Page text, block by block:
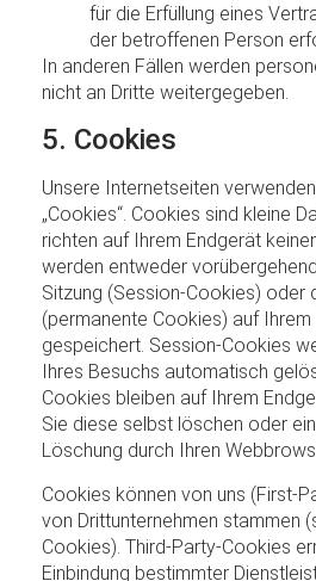
für die Erfüllung eines
der betroffenen Person
In anderen Fällen werden
nicht an Dritte weitergegeben.
5. Cookies
Unsere Internetseiten
„Cookies“. Cookies sind kleine
richten auf Ihrem Endgerät
werden entweder
Sitzung (Session-Cookies) oder
(permanente Cookies) auf Ihrem
gespeichert. Session-Cookies
Ihres Besuchs automatisch
Cookies bleiben auf Ihrem
Sie diese selbst löschen oder
Löschung durch Ihren
Cookies können von uns (First-
von Drittunternehmen stammen
Cookies). Third-Party-Cookies
Einbindung bestimmter